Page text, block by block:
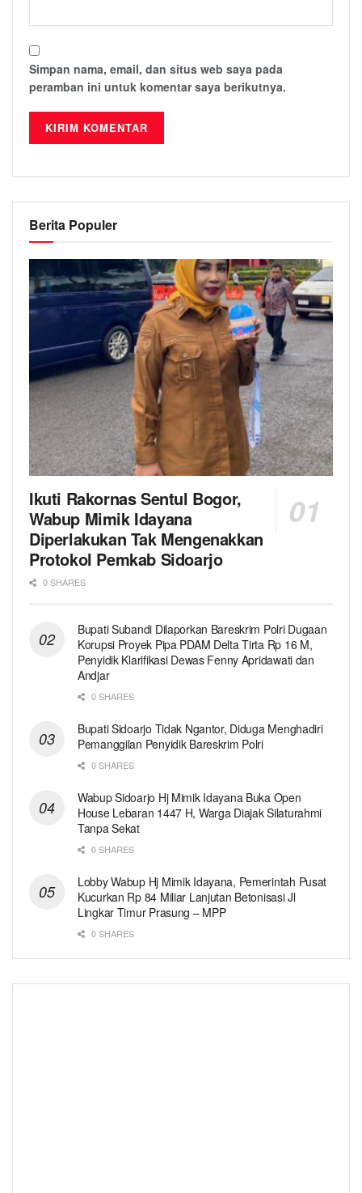
Simpan nama, email, dan situs web saya pada
peramban ini untuk komentar saya berikutnya.
Berita Populer
Ikuti Rakornas Sentul Bogor,
Wabup Mimik Idayana
Diperlakukan Tak Mengenakkan
Protokol Pemkab Sidoarjo
0 SHARES
Bupati Subandi Dilaporkan Bareskrim Polri Dugaan
Korupsi Proyek Pipa PDAM Delta Tirta Rp 16 M,
Penyidik Klarifikasi Dewas Fenny Apridawati dan
Andjar
0 SHARES
Bupati Sidoarjo Tidak Ngantor, Diduga Menghadiri
Pemanggilan Penyidik Bareskrim Polri
0 SHARES
Wabup Sidoarjo Hj Mimik Idayana Buka Open
House Lebaran 1447 H, Warga Diajak Silaturahmi
Tanpa Sekat
0 SHARES
Lobby Wabup Hj Mimik Idayana, Pemerintah Pusat
Kucurkan Rp 84 Miliar Lanjutan Betonisasi Jl
Lingkar Timur Prasung – MPP
0 SHARES